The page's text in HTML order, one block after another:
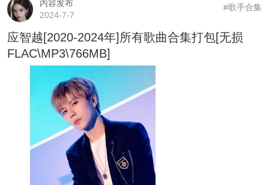
内容发布
2024-7-7
#歌手合集
应智越[2020-2024年]所有歌曲合集打包[无损
FLAC\MP3\766MB]